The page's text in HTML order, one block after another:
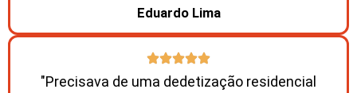
Eduardo Lima
"Precisava de uma dedetização residencial